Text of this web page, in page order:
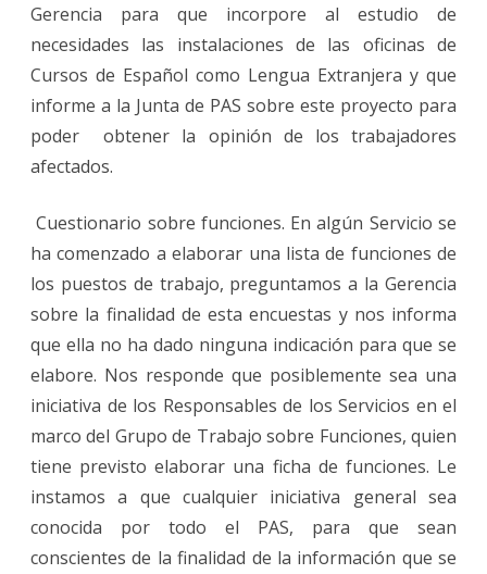
Gerencia para que incorpore al estudio de
necesidades las instalaciones de las oficinas de
Cursos de Español como Lengua Extranjera y que
informe a la Junta de PAS sobre este proyecto para
poder obtener la opinión de los trabajadores
afectados.
Cuestionario sobre funciones. En algún Servicio se
ha comenzado a elaborar una lista de funciones de
los puestos de trabajo, preguntamos a la Gerencia
sobre la finalidad de esta encuestas y nos informa
que ella no ha dado ninguna indicación para que se
elabore. Nos responde que posiblemente sea una
iniciativa de los Responsables de los Servicios en el
marco del Grupo de Trabajo sobre Funciones, quien
tiene previsto elaborar una ficha de funciones. Le
instamos a que cualquier iniciativa general sea
conocida por todo el PAS, para que sean
conscientes de la finalidad de la información que se